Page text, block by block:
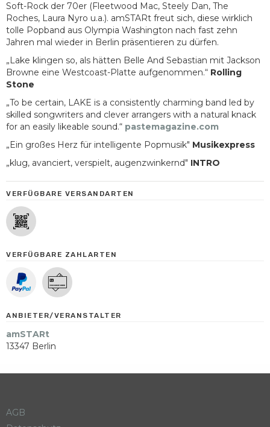
Soft-Rock der 70er (Fleetwood Mac, Steely Dan, The
Roches, Laura Nyro u.a.). amSTARt freut sich, diese wirklich
tolle Popband aus Olympia Washington nach fast zehn
Jahren mal wieder in Berlin präsentieren zu dürfen.
„Lake klingen so, als hätten Belle And Sebastian mit Jackson
Browne eine Westcoast-Platte aufgenommen.“ Rolling
Stone
„To be certain, LAKE is a consistently charming band led by
skilled songwriters and clever arrangers with a natural knack
for an easily likeable sound.“ pastemagazine.com
„Ein großes Herz für intelligente Popmusik" Musikexpress
„klug, avanciert, verspielt, augenzwinkernd" INTRO
VERFÜGBARE VERSANDARTEN
VERFÜGBARE ZAHLARTEN
ANBIETER/VERANSTALTER
amSTARt
13347 Berlin
AGB